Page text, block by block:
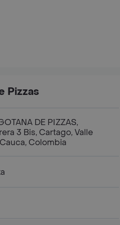
Pizzas
DE PIZZAS,
3 Bis, Cartago, Valle
Colombia